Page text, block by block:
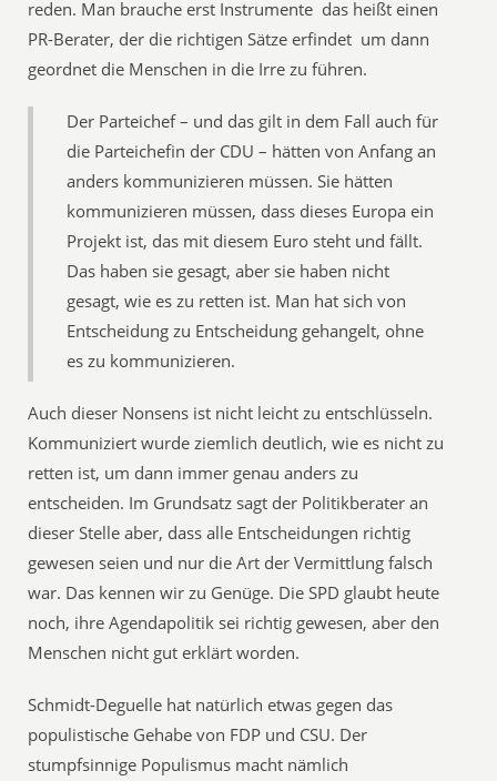
reden. Man brauche erst Instrumente  das heißt einen
PR-Berater, der die richtigen Sätze erfindet  um dann
geordnet die Menschen in die Irre zu führen.
Der Parteichef – und das gilt in dem Fall auch für
die Parteichefin der CDU – hätten von Anfang an
anders kommunizieren müssen. Sie hätten
kommunizieren müssen, dass dieses Europa ein
Projekt ist, das mit diesem Euro steht und fällt.
Das haben sie gesagt, aber sie haben nicht
gesagt, wie es zu retten ist. Man hat sich von
Entscheidung zu Entscheidung gehangelt, ohne
es zu kommunizieren.
Auch dieser Nonsens ist nicht leicht zu entschlüsseln.
Kommuniziert wurde ziemlich deutlich, wie es nicht zu
retten ist, um dann immer genau anders zu
entscheiden. Im Grundsatz sagt der Politikberater an
dieser Stelle aber, dass alle Entscheidungen richtig
gewesen seien und nur die Art der Vermittlung falsch
war. Das kennen wir zu Genüge. Die SPD glaubt heute
noch, ihre Agendapolitik sei richtig gewesen, aber den
Menschen nicht gut erklärt worden.
Schmidt-Deguelle hat natürlich etwas gegen das
populistische Gehabe von FDP und CSU. Der
stumpfsinnige Populismus macht nämlich